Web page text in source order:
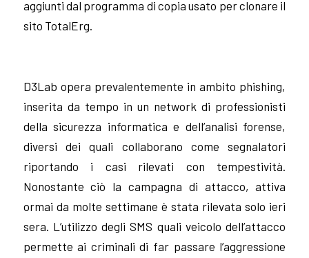
aggiunti dal programma di copia usato per clonare il
sito TotalErg.
D3Lab opera prevalentemente in ambito phishing,
inserita da tempo in un network di professionisti
della sicurezza informatica e dell’analisi forense,
diversi dei quali collaborano come segnalatori
riportando i casi rilevati con tempestività.
Nonostante ciò la campagna di attacco, attiva
ormai da molte settimane è stata rilevata solo ieri
sera. L’utilizzo degli SMS quali veicolo dell’attacco
permette ai criminali di far passare l’aggressione